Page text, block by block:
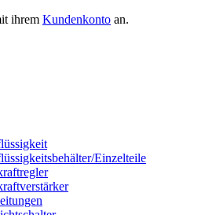
ihrem Kundenkonto an.
Einzelteile